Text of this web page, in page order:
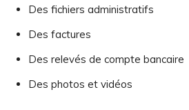
Des fichiers administratifs
Des factures
Des relevés de compte bancaire
Des photos et vidéos